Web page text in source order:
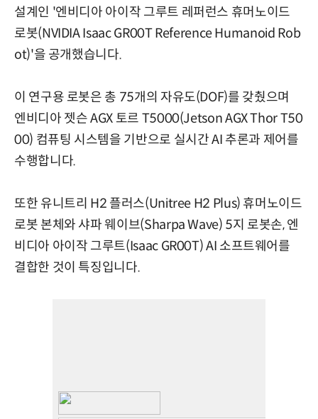
설계인 '엔비디아 아이작 그루트 레퍼런스 휴머노이드
로봇(NVIDIA Isaac GR00T Reference Humanoid Rob
ot)'을 공개했습니다.
이 연구용 로봇은 총 75개의 자유도(DOF)를 갖췄으며
엔비디아 젯슨 AGX 토르 T5000(Jetson AGX Thor T50
00) 컴퓨팅 시스템을 기반으로 실시간 AI 추론과 제어를
수행합니다.
또한 유니트리 H2 플러스(Unitree H2 Plus) 휴머노이드
로봇 본체와 샤파 웨이브(Sharpa Wave) 5지 로봇손, 엔
비디아 아이작 그루트(Isaac GR00T) AI 소프트웨어를
결합한 것이 특징입니다.